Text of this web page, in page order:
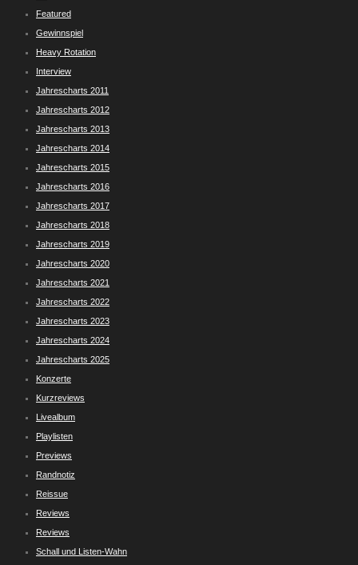
Featured
Gewinnspiel
Heavy Rotation
Interview
Jahrescharts 2011
Jahrescharts 2012
Jahrescharts 2013
Jahrescharts 2014
Jahrescharts 2015
Jahrescharts 2016
Jahrescharts 2017
Jahrescharts 2018
Jahrescharts 2019
Jahrescharts 2020
Jahrescharts 2021
Jahrescharts 2022
Jahrescharts 2023
Jahrescharts 2024
Jahrescharts 2025
Konzerte
Kurzreviews
Livealbum
Playlisten
Previews
Randnotiz
Reissue
Reviews
Reviews
Schall und Listen-Wahn